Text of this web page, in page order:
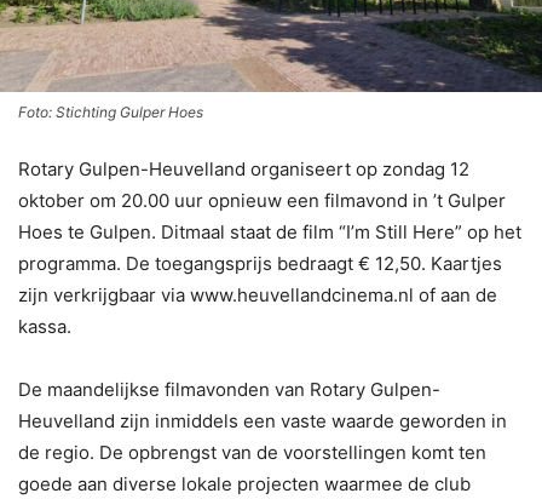
Foto: Stichting Gulper Hoes
Rotary Gulpen-Heuvelland organiseert op zondag 12
oktober om 20.00 uur opnieuw een filmavond in ’t Gulper
Hoes te Gulpen. Ditmaal staat de film “I’m Still Here” op het
programma. De toegangsprijs bedraagt € 12,50. Kaartjes
zijn verkrijgbaar via www.heuvellandcinema.nl of aan de
kassa.
De maandelijkse filmavonden van Rotary Gulpen-
Heuvelland zijn inmiddels een vaste waarde geworden in
de regio. De opbrengst van de voorstellingen komt ten
goede aan diverse lokale projecten waarmee de club